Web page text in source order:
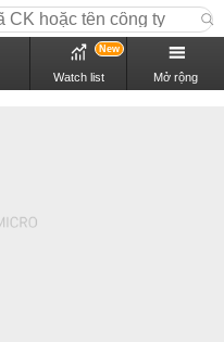
Watch list
New
Mở rộng